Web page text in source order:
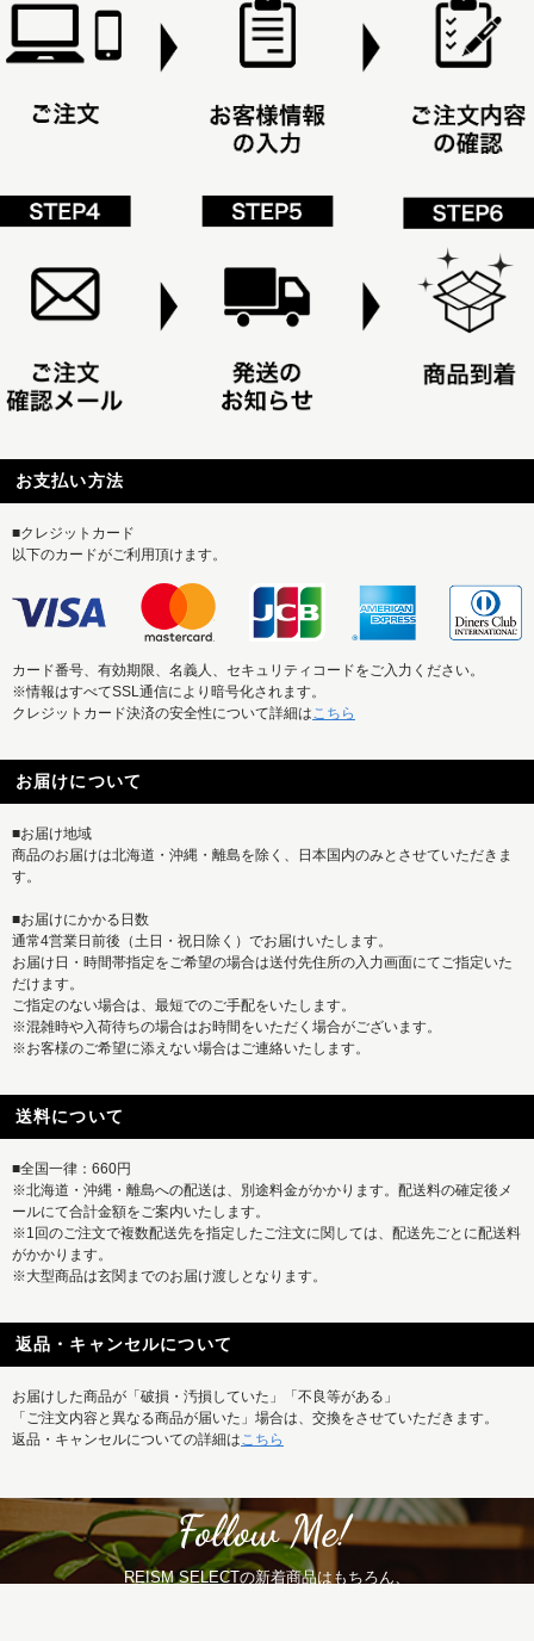
お支払い方法
■クレジットカード
以下のカードがご利用頂けます。
カード番号、有効期限、名義人、セキュリティコードをご入力ください。
※情報はすべてSSL通信により暗号化されます。
クレジットカード決済の安全性について詳細はこちら
お届けについて
■お届け地域
商品のお届けは北海道・沖縄・離島を除く、日本国内のみとさせていただきま
す。
■お届けにかかる日数
通常4営業日前後（土日・祝日除く）でお届けいたします。
お届け日・時間帯指定をご希望の場合は送付先住所の入力画面にてご指定いた
だけます。
ご指定のない場合は、最短でのご手配をいたします。
※混雑時や入荷待ちの場合はお時間をいただく場合がございます。
※お客様のご希望に添えない場合はご連絡いたします。
送料について
■全国一律：660円
※北海道・沖縄・離島への配送は、別途料金がかかります。配送料の確定後メ
ールにて合計金額をご案内いたします。
※1回のご注文で複数配送先を指定したご注文に関しては、配送先ごとに配送料
がかかります。
※大型商品は玄関までのお届け渡しとなります。
返品・キャンセルについて
お届けした商品が「破損・汚損していた」「不良等がある」
「ご注文内容と異なる商品が届いた」場合は、交換をさせていただきます。
返品・キャンセルについての詳細はこちら
REISM SELECTの新着商品はもちろん、